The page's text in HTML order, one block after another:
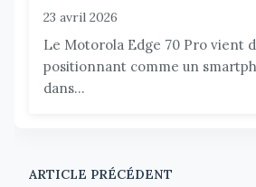
23 avril 2026
Le Motorola Edge 70 Pro vient
positionnant comme un
dans...
ARTICLE PRÉCÉDENT